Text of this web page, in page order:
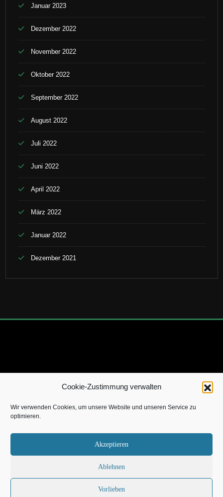
Cookie-Zustimmung verwalten
Wir verwenden Cookies, um unsere Website und unseren Service zu
optimieren.
Akzeptieren
Ablehnen
Vorlieben
Januar 2023
Dezember 2022
November 2022
Oktober 2022
September 2022
August 2022
Juli 2022
Juni 2022
April 2022
März 2022
Januar 2022
Dezember 2021
mich |Kontakt|Datenschutz|Cookie-Richtlinie